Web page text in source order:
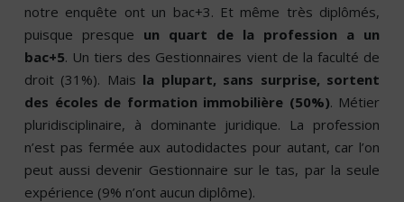
notre enquête ont un bac+3. Et même très diplômés,
puisque presque un quart de la profession a un
bac+5. Un tiers des Gestionnaires vient de la faculté de
droit (31%). Mais la plupart, sans surprise, sortent
des écoles de formation immobilière (50%). Métier
pluridisciplinaire, à dominante juridique. La profession
n’est pas fermée aux autodidactes pour autant, car l’on
peut aussi devenir Gestionnaire sur le tas, par la seule
expérience (9% n’ont aucun diplôme).